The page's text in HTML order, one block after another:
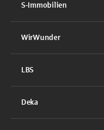
S-Immobilien
WirWunder
LBS
Deka